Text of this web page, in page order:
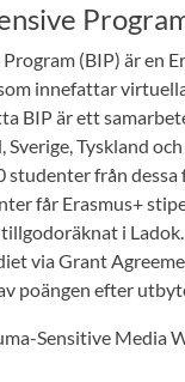
(BIP) är en
innefattar
BIP är ett
Tyskland
studenter från dessa
får Erasmus+
i
via Grant
poängen efter
Sensitive Media